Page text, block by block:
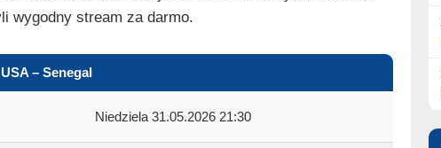
wygodny stream za darmo.
USA – Senegal
Niedziela 31.05.2026 21:30